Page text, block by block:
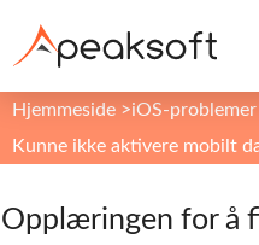
Hjemmeside >iOS-problemer
Kunne ikke aktivere mobilt
Opplæringen for å